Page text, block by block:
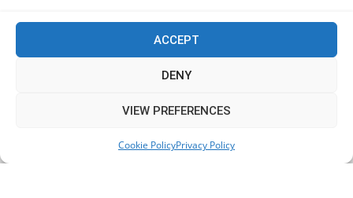
ACCEPT
DENY
VIEW PREFERENCES
Cookie PolicyPrivacy Policy
Οι χρήστες Mac είναι περισσότερο εκτεθειμένοι σε
κυβερνοαπειλές αλλά λαμβάνουν λιγότερα μέτρα
προστασίας
Πόλη Χρυσοχούς: Σε εξέλιξη η ενοποίηση τεσσάρων
This website uses cookies to improve your experience. We'll
Accept
Read More